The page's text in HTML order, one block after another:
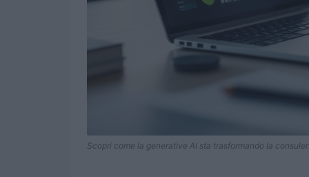
Scopri come la generative AI sta trasformando la